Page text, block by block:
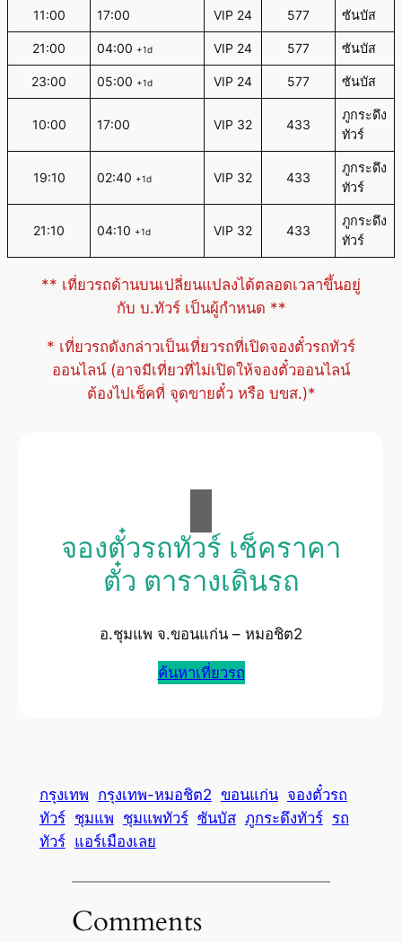
11:00 17:00 VIP 24 577 ซันบัส
21:00 04:00 +1d VIP 24 577 ซันบัส
23:00 05:00 +1d VIP 24 577 ซันบัส
10:00 17:00 VIP 32 433
ภูกระดึง
ทัวร์
19:10 02:40 +1d VIP 32 433
ภูกระดึง
ทัวร์
21:10 04:10 +1d VIP 32 433
ภูกระดึง
ทัวร์
** เที่ยวรถด้านบนเปลี่ยนแปลงได้ตลอดเวลาขึ้นอยู่
กับ บ.ทัวร์ เป็นผู้กำหนด **
* เที่ยวรถดังกล่าวเป็นเที่ยวรถที่เปิดจองตั๋วรถทัวร์
ออนไลน์ (อาจมีเที่ยวที่ไม่เปิดให้จองตั๋วออนไลน์
ต้องไปเช็คที่ จุดขายตั๋ว หรือ บขส.)*
จองตั๋วรถทัวร์ เช็คราคา
ตั๋ว ตารางเดินรถ
อ.ชุมแพ จ.ขอนแก่น – หมอชิต2
ค้นหาเที่ยวรถ
กรุงเทพ กรุงเทพ-หมอชิต2 ขอนแก่น จองตั๋วรถ
ทัวร์ ชุมแพ ชุมแพทัวร์ ซันบัส ภูกระดึงทัวร์ รถ
ทัวร์ แอร์เมืองเลย
Comments